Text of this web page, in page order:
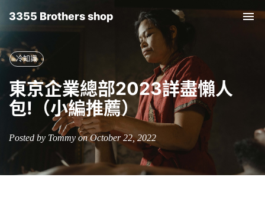
3355 Brothers shop
冷知識
東京企業總部2023詳盡懶人
包!（小編推薦）
Posted by Tommy on October 22, 2022